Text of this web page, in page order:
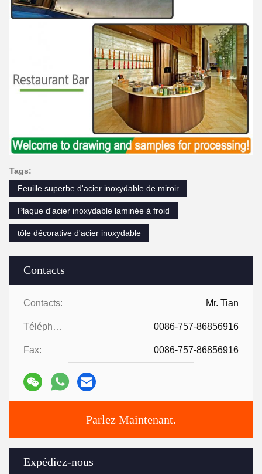
Contacts
Contacts: Mr. Tian
Téléphone: 0086-757-86856916
Fax: 0086-757-86856916
Parlez Maintenant.
Expédiez-nous
Tags:
Feuille superbe d'acier inoxydable de miroir
Plaque d'acier inoxydable laminée à froid
tôle décorative d'acier inoxydable